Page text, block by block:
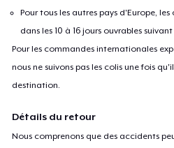
Pour tous les autres pays d'Europe,
dans les 10 à 16 jours ouvrables
Pour les commandes internationales
nous ne suivons pas les colis une fois
destination.
Détails du retour
Nous comprenons que des accidents